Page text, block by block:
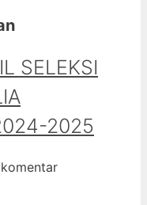
SELEKSI
2025